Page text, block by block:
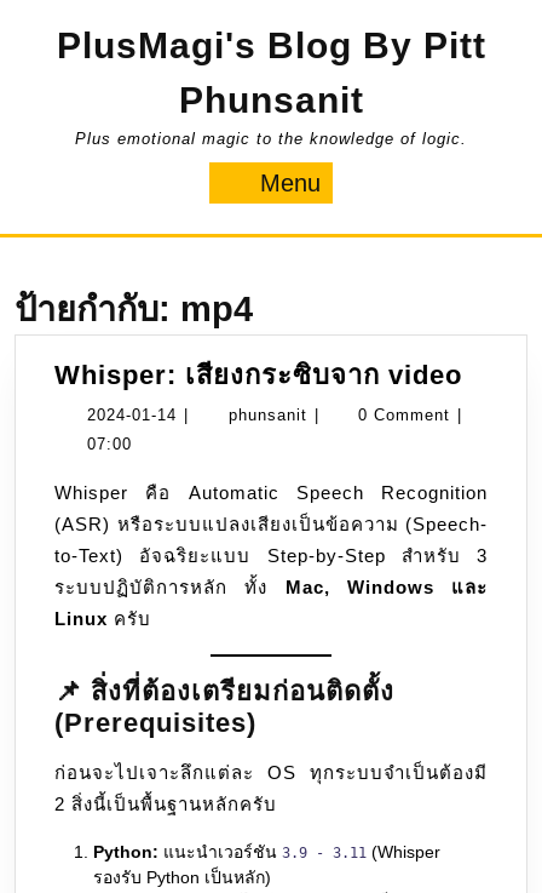
PlusMagi's Blog By Pitt
Phunsanit
Plus emotional magic to the knowledge of logic.
Menu
ป้ายกำกับ: mp4
Whisper: เสียงกระซิบจาก video
video
2024-01-14 2024- phunsanit phunsanit0 Comment
07:00
Whisper คือ Automatic Speech Recognition
(ASR) หรือระบบแปลงเสียงเป็นข้อความ (Speech-
to-Text) อัจฉริยะแบบ Step-by-Step สำหรับ 3
ระบบปฏิบัติการหลัก ทั้ง Mac, Windows และ
Linux ครับ
📌 สิ่งที่ต้องเตรียมก่อนติดตั้ง
(Prerequisites)
ก่อนจะไปเจาะลึกแต่ละ OS ทุกระบบจำเป็นต้องมี
2 สิ่งนี้เป็นพื้นฐานหลักครับ
Python: แนะนำเวอร์ชัน 3.9 - 3.11 (Whisper
รองรับ Python เป็นหลัก)